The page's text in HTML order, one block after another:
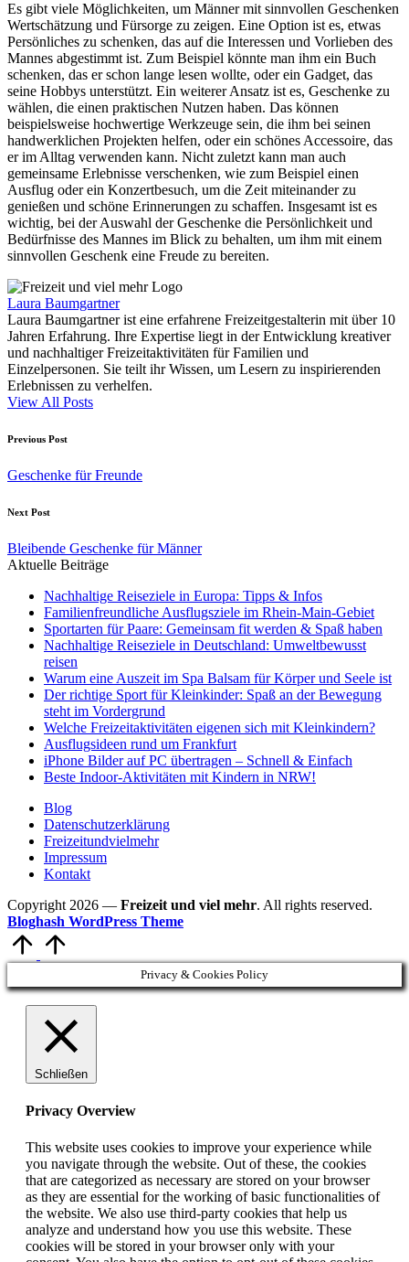
Es gibt viele Möglichkeiten, um Männer mit sinnvollen Geschenken
Wertschätzung und Fürsorge zu zeigen. Eine Option ist es, etwas
Persönliches zu schenken, das auf die Interessen und Vorlieben des
Mannes abgestimmt ist. Zum Beispiel könnte man ihm ein Buch
schenken, das er schon lange lesen wollte, oder ein Gadget, das
seine Hobbys unterstützt. Ein weiterer Ansatz ist es, Geschenke zu
wählen, die einen praktischen Nutzen haben. Das können
beispielsweise hochwertige Werkzeuge sein, die ihm bei seinen
handwerklichen Projekten helfen, oder ein schönes Accessoire, das
er im Alltag verwenden kann. Nicht zuletzt kann man auch
gemeinsame Erlebnisse verschenken, wie zum Beispiel einen
Ausflug oder ein Konzertbesuch, um die Zeit miteinander zu
genießen und schöne Erinnerungen zu schaffen. Insgesamt ist es
wichtig, bei der Auswahl der Geschenke die Persönlichkeit und
Bedürfnisse des Mannes im Blick zu behalten, um ihm mit einem
sinnvollen Geschenk eine Freude zu bereiten.
Laura Baumgartner
Laura Baumgartner ist eine erfahrene Freizeitgestalterin mit über 10
Jahren Erfahrung. Ihre Expertise liegt in der Entwicklung kreativer
und nachhaltiger Freizeitaktivitäten für Familien und
Einzelpersonen. Sie teilt ihr Wissen, um Lesern zu inspirierenden
Erlebnissen zu verhelfen.
View All Posts
Post
navigation
Previous Post
Geschenke für Freunde
Next Post
Bleibende Geschenke für Männer
Aktuelle Beiträge
Nachhaltige Reiseziele in Europa: Tipps & Infos
Familienfreundliche Ausflugsziele im Rhein-Main-Gebiet
Sportarten für Paare: Gemeinsam fit werden & Spaß haben
Nachhaltige Reiseziele in Deutschland: Umweltbewusst
reisen
Warum eine Auszeit im Spa Balsam für Körper und Seele ist
Der richtige Sport für Kleinkinder: Spaß an der Bewegung
steht im Vordergrund
Welche Freizeitaktivitäten eigenen sich mit Kleinkindern?
Ausflugsideen rund um Frankfurt
iPhone Bilder auf PC übertragen – Schnell & Einfach
Beste Indoor-Aktivitäten mit Kindern in NRW!
Blog
Datenschutzerklärung
Freizeitundvielmehr
Impressum
Kontakt
Copyright 2026 — Freizeit und viel mehr. All rights reserved.
Bloghash WordPress Theme
Privacy & Cookies Policy
Schließen
Privacy Overview
This website uses cookies to improve your experience while
you navigate through the website. Out of these, the cookies
that are categorized as necessary are stored on your browser
as they are essential for the working of basic functionalities of
the website. We also use third-party cookies that help us
analyze and understand how you use this website. These
cookies will be stored in your browser only with your